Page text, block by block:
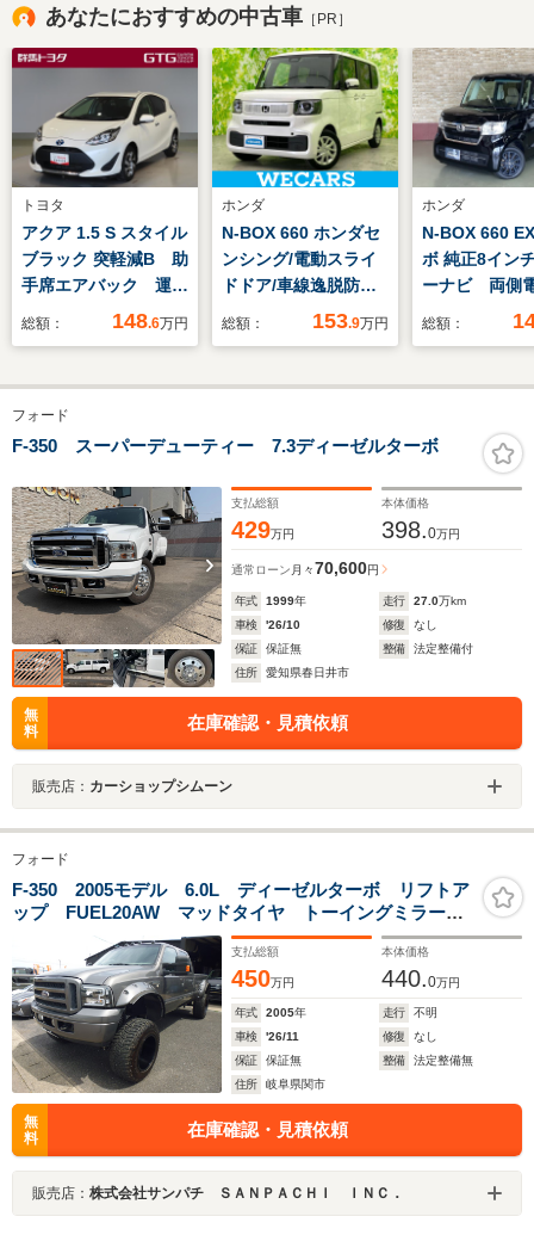
あなたにおすすめの中古車 ［PR］
トヨタ
アクア 1.5 S スタイル
ブラック 突軽減B 助
手席エアバック 運転
席エアバッグ セキュ
き リアカメラ LED
ヘッドライト オ-ト
エアコン スマキー
止 フルセグTV
ABS
総額： 148.6万円
ホンダ
N-BOX 660 ホンダセ
ンシング/電動スライ
ドドア/車線逸脱防止
支援システム/ヘッド
アイドリングストッ
ール/禁煙車/エアバッ
総額： 153.9万円
ホンダ
N-BOX 660
ボ 純正8イン
ーナビ 両側
イドドア
総額：
フォード
F-350 スーパーデューティー 7.3ディーゼルターボ
支払総額
429万円
本体価格
398.0万円
通常ローン 月々70,600円
年式 1999年 走行 27.0万km
車検
'26/10 修復
なし
保証
保証無 整備
法定整備付
住所
愛知県春日井市
無
料
在庫確認・見積依頼
販売店： カーショップシムーン
フォード
F-350 2005モデル 6.0L ディーゼルターボ リフトア
ップ FUEL20AW マッドタイヤ トーイングミラー
アルパイン11インチディスプレイオーディオ バックカ
支払総額
450万円
本体価格
440.0万円
年式 2005年 走行
不明
車検
'26/11 修復
なし
保証
保証無 整備
法定整備無
住所
岐阜県関市
無
料
在庫確認・見積依頼
販売店： 株式会社サンパチ ＳＡＮＰＡＣＨＩ ＩＮＣ．